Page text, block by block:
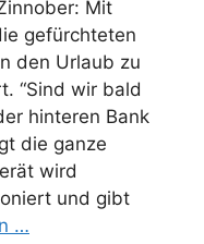
Mit
gefürchteten
den Urlaub zu
“Sind wir bald
hinteren Bank
die ganze
wird
und gibt
…